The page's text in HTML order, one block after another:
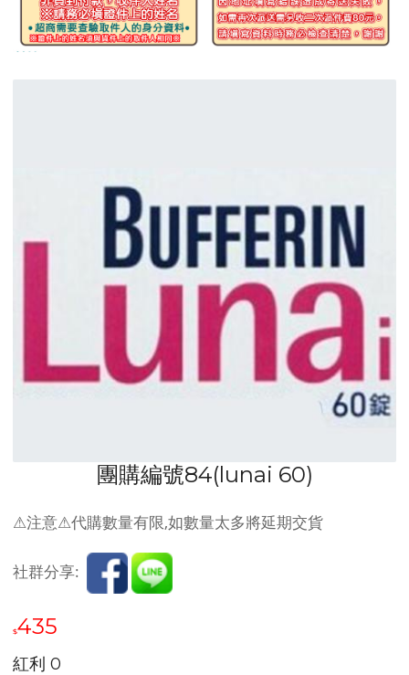
團購編號84(lunai 60)
⚠注意⚠代購數量有限,如數量太多將延期交貨
社群分享:
$435
紅利0